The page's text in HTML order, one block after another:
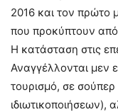
2016 και τον πρώτο
που προκύπτουν από
Η κατάσταση στις
Αναγγέλλονται μεν
τουρισμό, σε
ιδιωτικοποιήσεων),